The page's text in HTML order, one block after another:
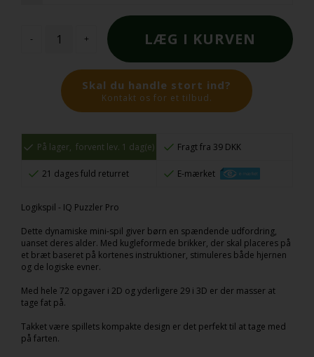
- +
Skal du handle stort ind?
Kontakt os for et tilbud.
På lager,forvent lev. 1 dag(e) Fragt fra 39 DKK
21 dages fuld returret E-mærket
Logikspil - IQ Puzzler Pro
Dette dynamiske mini-spil giver børn en spændende udfordring,
uanset deres alder. Med kugleformede brikker, der skal placeres på
et bræt baseret på kortenes instruktioner, stimuleres både hjernen
og de logiske evner.
Med hele 72 opgaver i 2D og yderligere 29 i 3D er der masser at
tage fat på.
Takket være spillets kompakte design er det perfekt til at tage med
på farten.